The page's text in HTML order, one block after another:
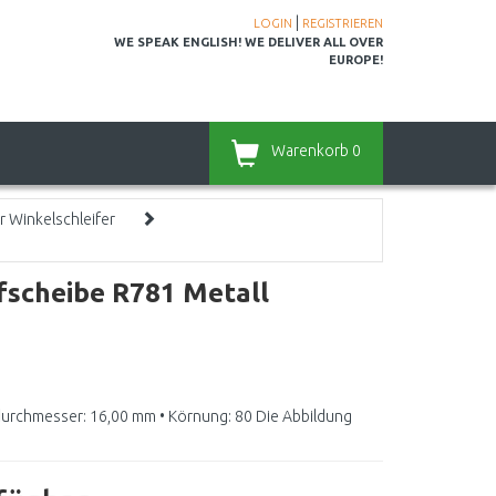
LOGIN
REGISTRIEREN
WE SPEAK ENGLISH! WE DELIVER ALL OVER
EUROPE!
Warenkorb 0
Winkelschleifer
R781 Metall
16,00 mm • Körnung: 80 Die Abbildung